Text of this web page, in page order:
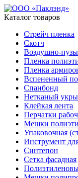
Каталог товаров
Стрейч пленка
Скотч
Воздушно-
Пленка
Пленка
Вспененный
Спанбонд
Нетканый
Клейкая лента
Перчатки
Мешки
Упаковочная
Инструмент
Синтепон
Сетка фасадная